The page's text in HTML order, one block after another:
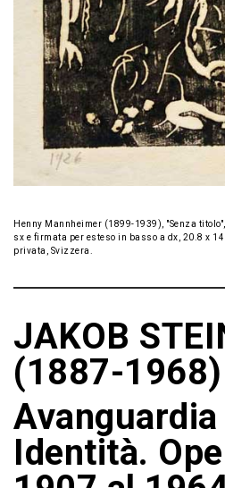
Henny Mannheimer (1899-1939), "Senza
sx e firmata per esteso in basso a dx, 20.8 x
privata, Svizzera.
JAKOB
(1887-1968)
Avanguardia
Identità.